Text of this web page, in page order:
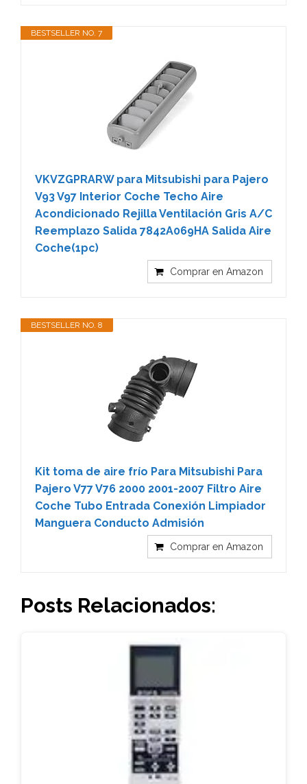
BESTSELLER NO. 7
VKVZGPRARW para Mitsubishi para Pajero
V93 V97 Interior Coche Techo Aire
Acondicionado Rejilla Ventilación Gris A/C
Reemplazo Salida 7842A069HA Salida Aire
Coche(1pc)
Comprar en Amazon
BESTSELLER NO. 8
Kit toma de aire frío Para Mitsubishi Para
Pajero V77 V76 2000 2001-2007 Filtro Aire
Coche Tubo Entrada Conexión Limpiador
Manguera Conducto Admisión
Comprar en Amazon
Posts Relacionados: